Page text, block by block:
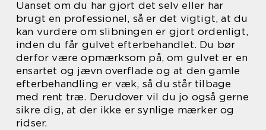
Uanset om du har gjort det selv eller har
brugt en professionel, så er det vigtigt, at du
kan vurdere om slibningen er gjort ordenligt,
inden du får gulvet efterbehandlet. Du bør
derfor være opmærksom på, om gulvet er en
ensartet og jævn overflade og at den gamle
efterbehandling er væk, så du står tilbage
med rent træ. Derudover vil du jo også gerne
sikre dig, at der ikke er synlige mærker og
ridser.